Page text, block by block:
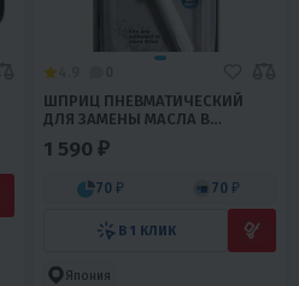
ШПРИЦ ПНЕВМАТИЧЕСКИЙ
ДЛЯ ЗАМЕНЫ МАСЛА В
РЕДУКТОРЕ ПЛМ (ЛОД.
МОТОРАХ), РЕДУКТОРЕ
1 590 ₽
70 ₽ 70 ₽
В 1 КЛИК
Япония